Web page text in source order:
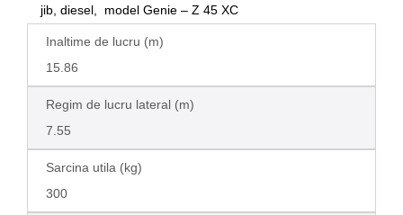
jib, diesel, model Genie – Z 45 XC
Inaltime de lucru (m)
15.86
Regim de lucru lateral (m)
7.55
Sarcina utila (kg)
300